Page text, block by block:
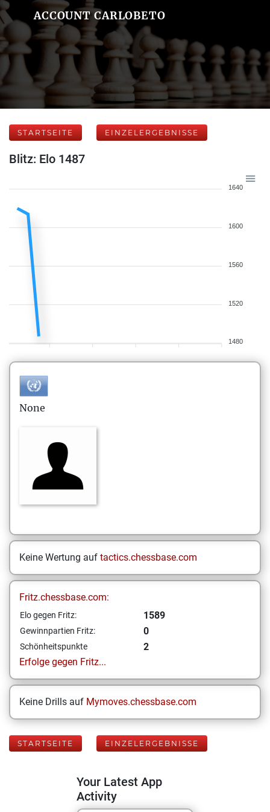
ACCOUNT CARLOBETO
STARTSEITE EINZELERGEBNISSE
Blitz: Elo 1487
1640
1600
1560
1520
1480
None
Keine Wertung auf tactics.chessbase.com
Fritz.chessbase.com:
Elo gegen Fritz: 1589
Gewinnpartien Fritz: 0
Schönheitspunkte
2
Erfolge gegen Fritz...
Keine Drills auf Mymoves.chessbase.com
STARTSEITE EINZELERGEBNISSE
Your Latest App
Activity